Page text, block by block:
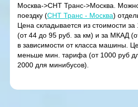
Москва->СНТ Транс->Москва.
поездку (СНТ Транс - Москва)
Цена складывается из стоимости
(от 44 до 95 руб. за км) и за МКАД
в зависимости от класса машины.
меньше мин. тарифа (от 1000 руб
2000 для минибусов).